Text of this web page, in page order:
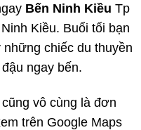
Bến Ninh Kiều Tp
Kiều. Buổi tối bạn
chiếc du thuyền
ngay bến.
vô cùng là đơn
trên Google Maps